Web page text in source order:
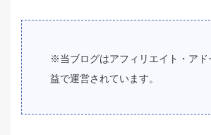
※当ブログはアフィリエイト・アド
益で運営されています。